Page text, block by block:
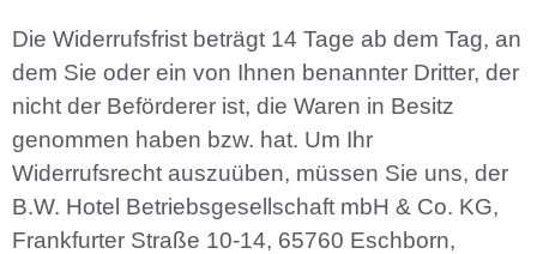
Die Widerrufsfrist beträgt 14 Tage ab dem Tag, an
dem Sie oder ein von Ihnen benannter Dritter, der
nicht der Beförderer ist, die Waren in Besitz
genommen haben bzw. hat. Um Ihr
Widerrufsrecht auszuüben, müssen Sie uns, der
B.W. Hotel Betriebsgesellschaft mbH & Co. KG,
Frankfurter Straße 10-14, 65760 Eschborn,